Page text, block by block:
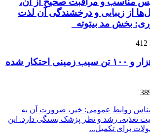
از زیبایی و درخشندگی آن لذت
بخش مد بیتوته
412
کشف یک هزار و ۱۰۰ تن سیب زمینی احتکار شده
روابط عمومی: خیر، ضرورت آن به
تغذیه، رشد و نظر پزشک بستگی دارد. این
برای تکمیل...